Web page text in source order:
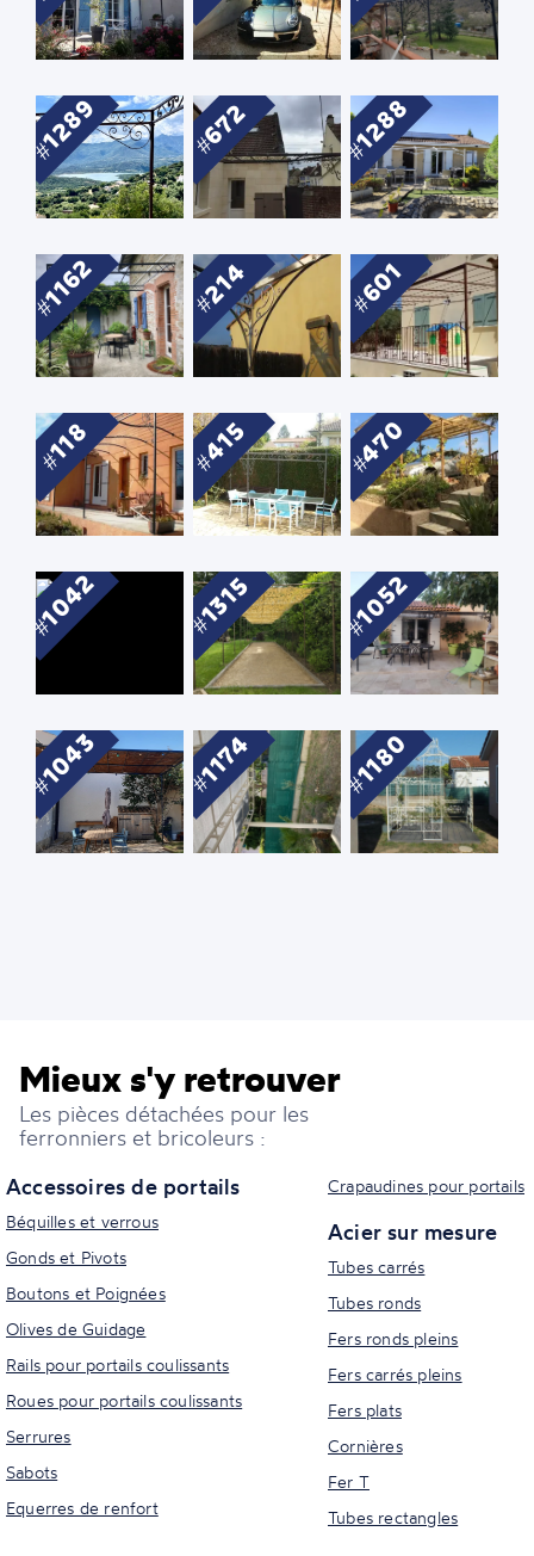
1289 672 1288
1162 214 601
118 415 470
1042 1315 1052
1043 1174 1180
Mieux s'y retrouver
Les pièces détachées pour les
ferronniers et bricoleurs :
Accessoires de portails
Béquilles et verrous
Gonds et Pivots
Boutons et Poignées
Olives de Guidage
Rails pour portails coulissants
Roues pour portails coulissants
Serrures
Sabots
Equerres de renfort
Crapaudines pour portails
Acier sur mesure
Tubes carrés
Tubes ronds
Fers ronds pleins
Fers carrés pleins
Fers plats
Cornières
Fer T
Tubes rectangles